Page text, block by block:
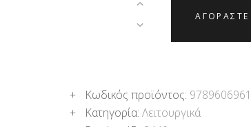
Κωδικός προϊόντος:
Κατηγορία:Λειτουργικά